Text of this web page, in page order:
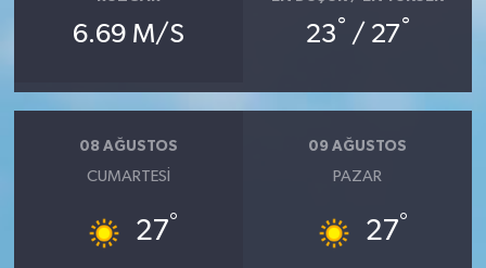
6.69 M/S 23° / 27°
08 AĞUSTOS
CUMARTESI
27°
09 AĞUSTOS
PAZAR
27°